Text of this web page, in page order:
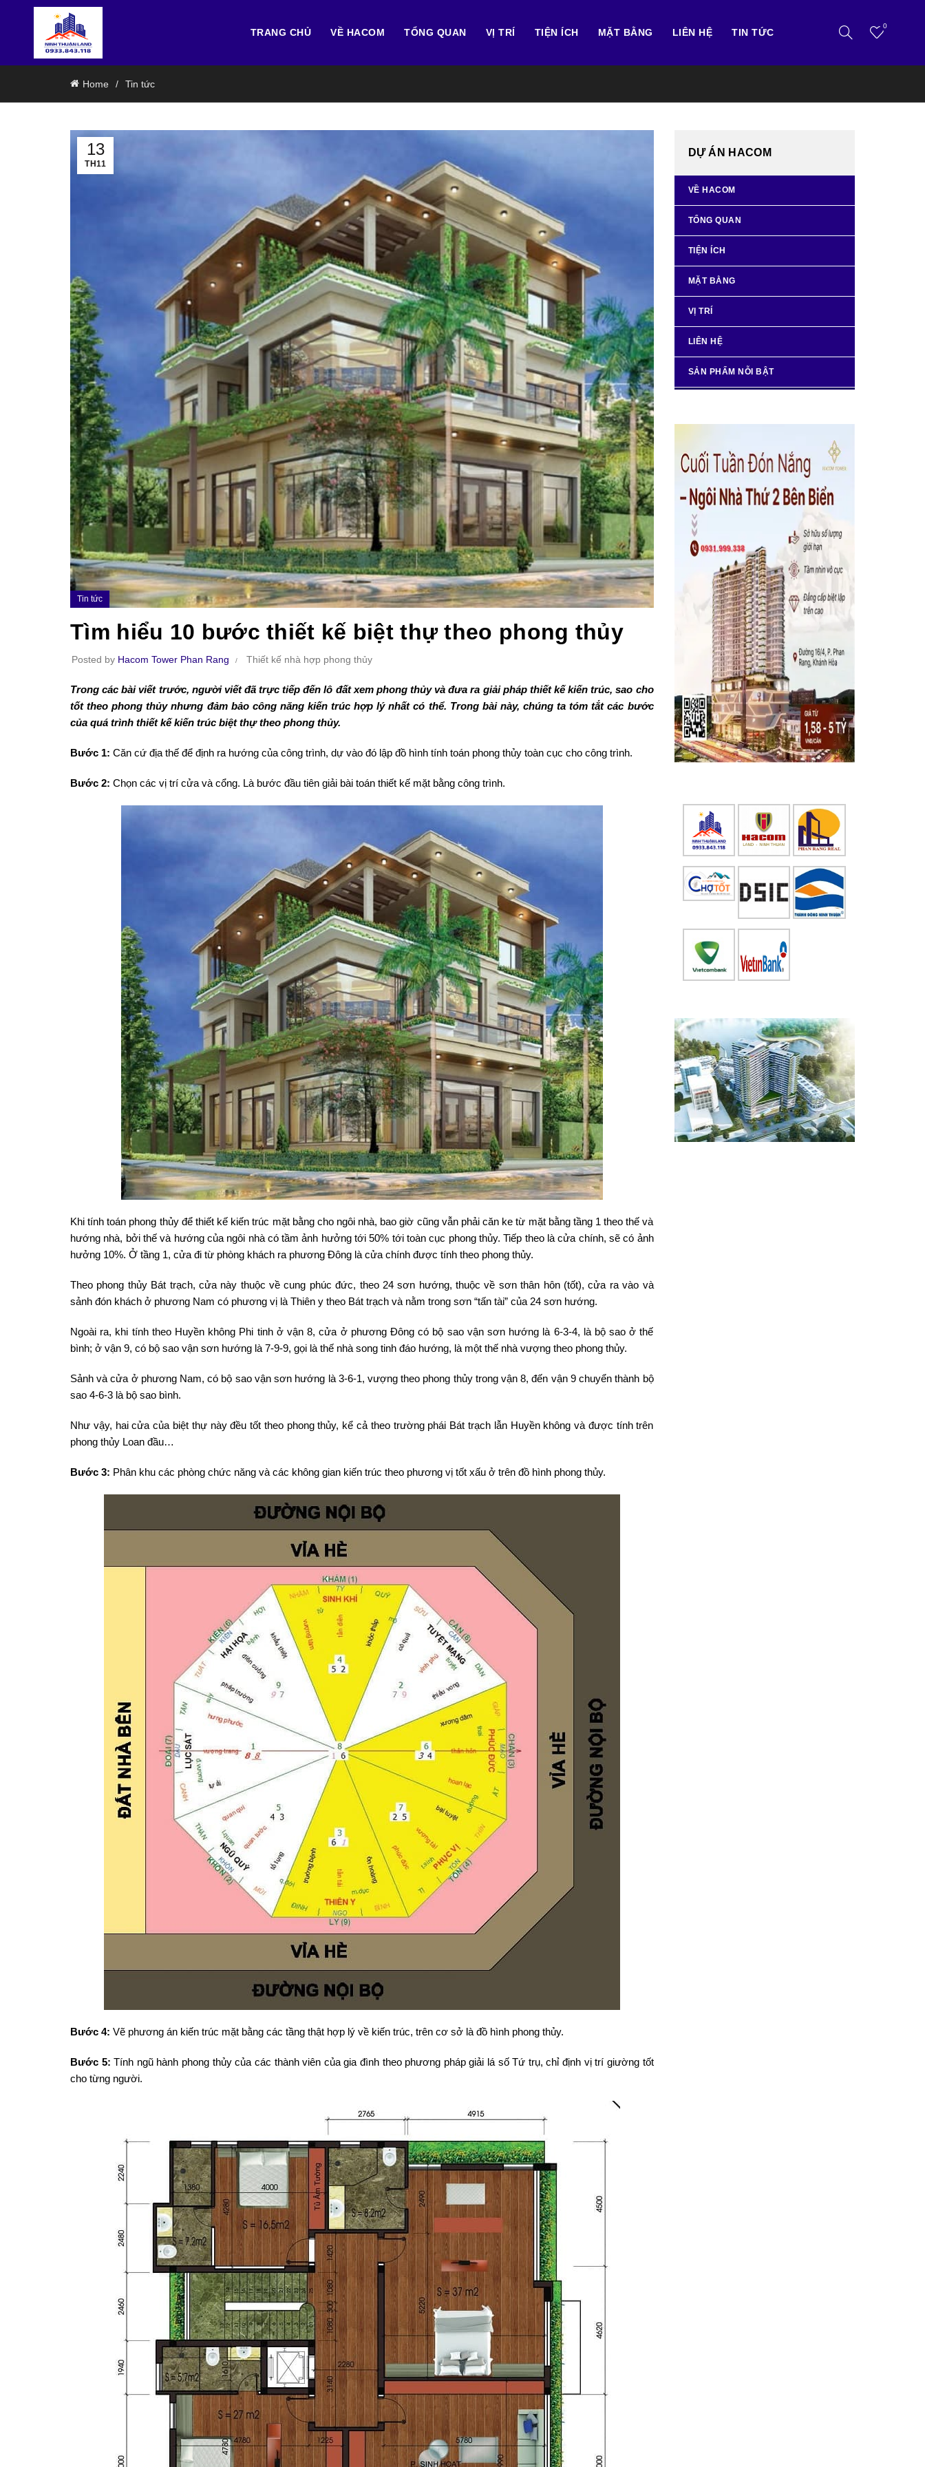
TRANG CHỦ VỀ HACOM TỔNG QUAN VỊ TRÍ TIỆN ÍCH MẶT BẰNG LIÊN HỆ TIN TỨC
0
Home Tin tức
13
TH11
Tin tức
Tìm hiểu 10 bước thiết kế biệt thự theo phong thủy
Posted by Hacom Tower Phan Rang Thiết kế nhà hợp phong thủy
Trong các bài viết trước, người viết đã trực tiếp đến lô đất xem phong thủy và đưa ra giải pháp thiết kế kiến trúc, sao cho
tốt theo phong thủy nhưng đảm bảo công năng kiến trúc hợp lý nhất có thể. Trong bài này, chúng ta tóm tắt các bước
của quá trình thiết kế kiến trúc biệt thự theo phong thủy.
Bước 1: Căn cứ địa thế để định ra hướng của công trình, dự vào đó lập đồ hình tính toán phong thủy toàn cục cho công trình.
Bước 2: Chọn các vị trí cửa và cổng. Là bước đầu tiên giải bài toán thiết kế mặt bằng công trình.
Khi tính toán phong thủy để thiết kế kiến trúc mặt bằng cho ngôi nhà, bao giờ cũng vẫn phải căn ke từ mặt bằng tầng 1 theo thế và
hướng nhà, bởi thế và hướng của ngôi nhà có tầm ảnh hưởng tới 50% tới toàn cục phong thủy. Tiếp theo là cửa chính, sẽ có ảnh
hưởng 10%. Ở tầng 1, cửa đi từ phòng khách ra phương Đông là cửa chính được tính theo phong thủy.
Theo phong thủy Bát trạch, cửa này thuộc về cung phúc đức, theo 24 sơn hướng, thuộc về sơn thân hôn (tốt), cửa ra vào và
sảnh đón khách ở phương Nam có phương vị là Thiên y theo Bát trạch và nằm trong sơn “tấn tài” của 24 sơn hướng.
Ngoài ra, khi tính theo Huyền không Phi tinh ở vận 8, cửa ở phương Đông có bộ sao vận sơn hướng là 6-3-4, là bộ sao ở thế
bình; ở vận 9, có bộ sao vận sơn hướng là 7-9-9, gọi là thế nhà song tinh đáo hướng, là một thế nhà vượng theo phong thủy.
Sảnh và cửa ở phương Nam, có bộ sao vận sơn hướng là 3-6-1, vượng theo phong thủy trong vận 8, đến vận 9 chuyển thành bộ
sao 4-6-3 là bộ sao bình.
Như vậy, hai cửa của biệt thự này đều tốt theo phong thủy, kể cả theo trường phái Bát trạch lẫn Huyền không và được tính trên
phong thủy Loan đầu…
Bước 3: Phân khu các phòng chức năng và các không gian kiến trúc theo phương vị tốt xấu ở trên đồ hình phong thủy.
Bước 4: Vẽ phương án kiến trúc mặt bằng các tầng thật hợp lý về kiến trúc, trên cơ sở là đồ hình phong thủy.
Bước 5: Tính ngũ hành phong thủy của các thành viên của gia đình theo phương pháp giải lá số Tứ trụ, chỉ định vị trí giường tốt
cho từng người.
DỰ ÁN HACOM
VỀ HACOM
TỔNG QUAN
TIỆN ÍCH
MẶT BẰNG
VỊ TRÍ
LIÊN HỆ
SẢN PHẨM NỖI BẬT